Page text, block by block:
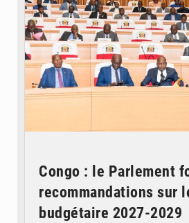
Congo : le Parlement
recommandations sur
budgétaire 2027-2029